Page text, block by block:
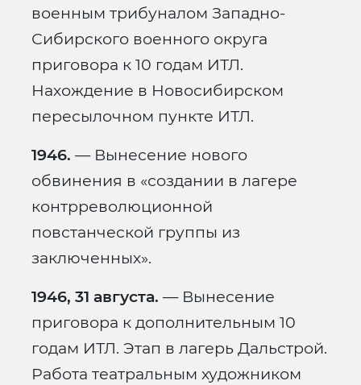
военным трибуналом Западно-
Сибирского военного округа
приговора к 10 годам ИТЛ.
Нахождение в Новосибирском
пересылочном пункте ИТЛ.
1946. — Вынесение нового
обвинения в «создании в лагере
контрреволюционной
повстанческой группы из
заключенных».
1946, 31 августа. — Вынесение
приговора к дополнительным 10
годам ИТЛ. Этап в лагерь Дальстрой.
Работа театральным художником